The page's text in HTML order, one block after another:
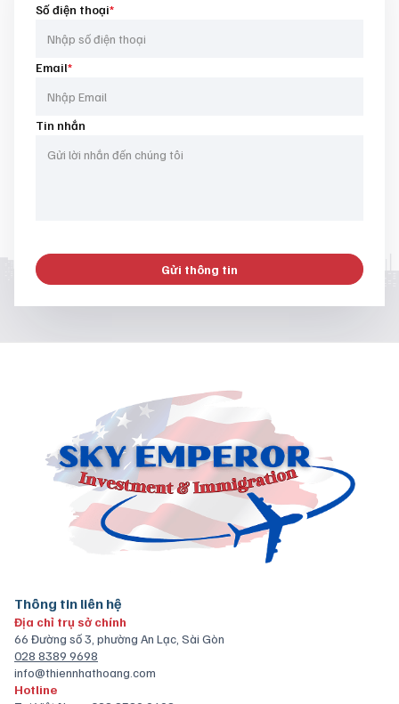
Số điện thoại*
Email*
Tin nhắn
Gửi thông tin
Thông tin liên hệ
Địa chỉ trụ sở chính
66 Đường số 3, phường An Lạc, Sài Gòn
028 8389 9698
info@thiennhathoang.com
Hotline